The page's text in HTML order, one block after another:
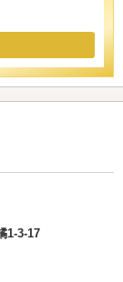
ち3
1-3-17